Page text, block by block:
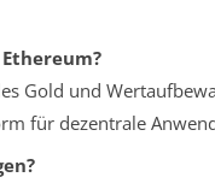
Gold und
für dezentrale